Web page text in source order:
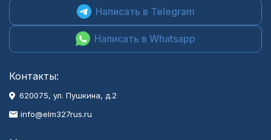
Написать в Telegram
Написать в Whatsapp
Контакты:
620075, ул. Пушкина, д.2
info@elm327rus.ru